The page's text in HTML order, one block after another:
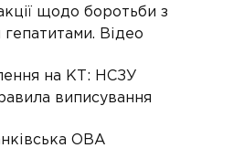
щодо боротьби з
гепатитами. Відео
на КТ: НСЗУ
виписування
ОВА